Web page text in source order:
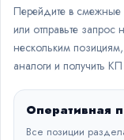
Перейдите в смежные
или отправьте запрос
нескольким
аналоги и получить
Оперативная
Все позиции